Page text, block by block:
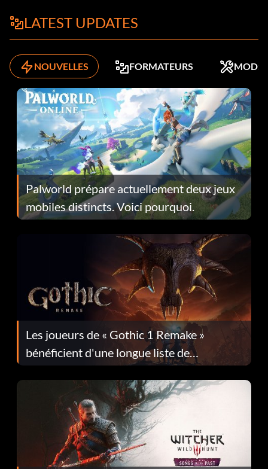
LATEST UPDATES
NOUVELLES FORMATEURS MODS
Palworld prépare actuellement deux jeux
mobiles distincts. Voici pourquoi.
Les joueurs de « Gothic 1 Remake »
bénéficient d'une longue liste de
corrections dans la mise à jour 1.0.4